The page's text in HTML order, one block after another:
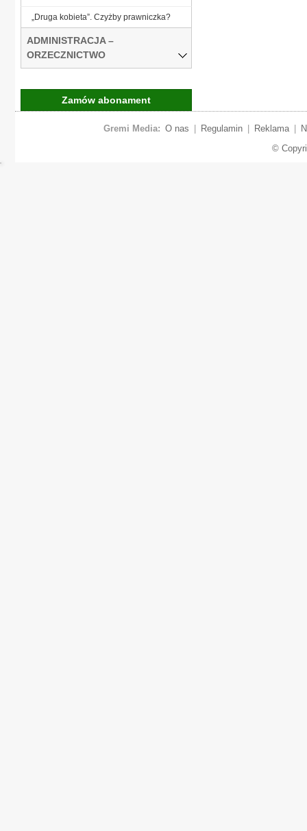
„Druga kobieta”. Czyżby prawniczka?
ADMINISTRACJA –
ORZECZNICTWO
Zamów abonament
Gremi Media: O nas Regulamin Reklama
©